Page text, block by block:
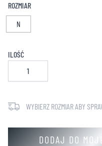
ROZMIAR
N
ILOŚĆ
WYBIERZ ROZMIAR ABY
DODAJ DO